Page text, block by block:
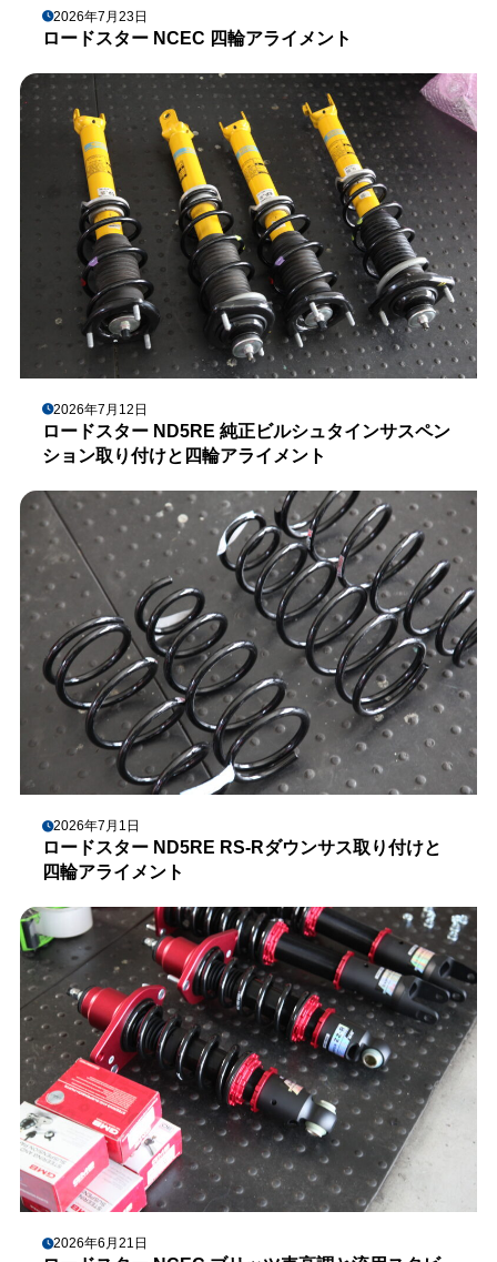
2026年7月23日
ロードスター NCEC 四輪アライメント
2026年7月12日
ロードスター ND5RE 純正ビルシュタインサスペン
ション取り付けと四輪アライメント
2026年7月1日
ロードスター ND5RE RS-Rダウンサス取り付けと
四輪アライメント
2026年6月21日